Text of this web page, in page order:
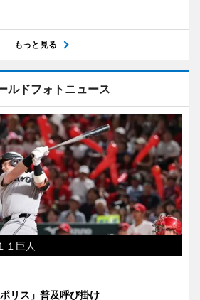
もっと見る
ルドフォトニュース
１巨人
ポリス」普及呼び掛け